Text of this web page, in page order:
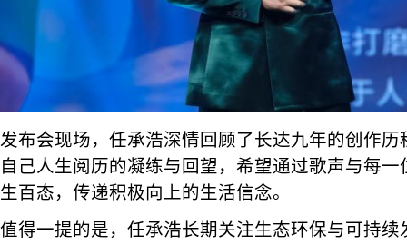
发布会现场，任承浩深情回顾了长达九年的创作
自己人生阅历的凝练与回望，希望通过歌声与每一
生百态，传递积极向上的生活信念。
值得一提的是，任承浩长期关注生态环保与可持